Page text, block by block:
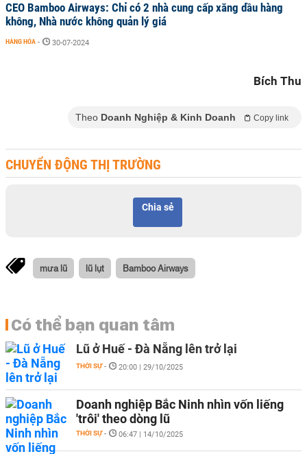
CEO Bamboo Airways: Chỉ có 2 nhà cung cấp xăng dầu hàng
không, Nhà nước không quản lý giá
HÀNG HÓA - 30-07-2024
Bích Thu
Theo Doanh Nghiệp & Kinh Doanh Copy link
CHUYỂN ĐỘNG THỊ TRƯỜNG
Chia sẻ
mưa lũ lũ lụt Bamboo Airways
Có thể bạn quan tâm
Lũ ở Huế - Đà Nẵng lên trở lại
THỜI SỰ - 20:00 | 29/10/2025
Doanh nghiệp Bắc Ninh nhìn vốn liếng
'trôi' theo dòng lũ
THỜI SỰ - 06:47 | 14/10/2025